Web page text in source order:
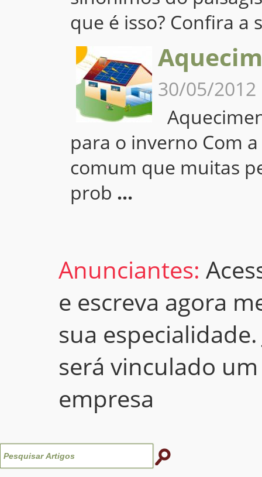
que é isso? Confira a
30/05/2012
para o inverno Com
comum que muitas
prob ...
Anunciantes:
e escreva agora
sua
será vinculado
empresa